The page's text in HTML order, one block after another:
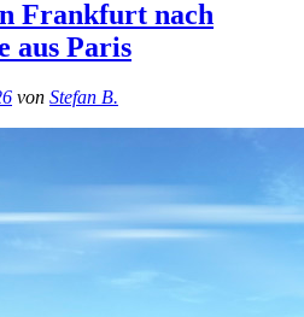
Frankfurt nach
aus Paris
von Stefan B.